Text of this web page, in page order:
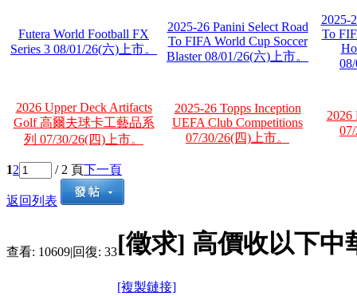
Futera World Football FX
Series 3 08/01/26(六)上市。
2025-26 Panini Select Road
To FIFA World Cup Soccer
Blaster 08/01/26(六)上市。
2025-
To
2026 Upper Deck Artifacts
Golf 高爾夫球卡工藝品系
列 07/30/26(四)上市。
2025-26 Topps Inception
UEFA Club Competitions
07/30/26(四)上市。
2026
12 / 2 頁下一頁
返回列表
查看: 10609|回復: 33[徵求] 高價收以下中
[複製鏈接]